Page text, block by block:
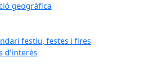
geogràfica
festiu, festes i fires
d'interès